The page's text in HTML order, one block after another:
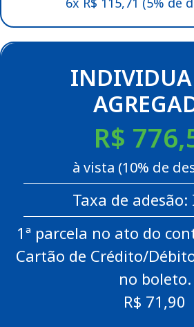
R$
à vista (10% de
Taxa de
1ª parcela no ato do
Cartão de Crédito/
no boleto.
R$ 71,90